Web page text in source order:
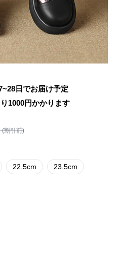
日でお届け予定
1000円かかります
割引前)
22.5cm 23.5cm